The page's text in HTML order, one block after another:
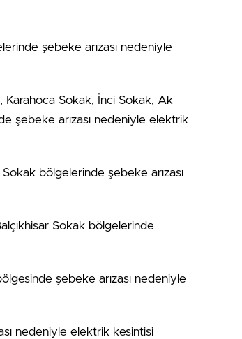
şebeke arızası nedeniyle
Karahoca Sokak, İnci Sokak, Ak
şebeke arızası nedeniyle elektrik
bölgelerinde şebeke arızası
Sokak bölgelerinde
şebeke arızası nedeniyle
nedeniyle elektrik kesintisi